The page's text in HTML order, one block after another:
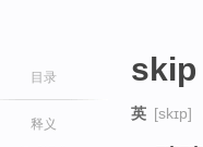
目录
释义
skip
英 [skɪp]